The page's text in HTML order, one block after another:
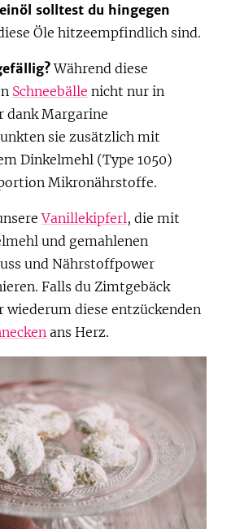
solltest du hingegen
Öle hitzeempfindlich sind.
Während diese
Schneebälle nicht nur in
dank Margarine
sie zusätzlich mit
Dinkelmehl (Type 1050)
Mikronährstoffe.
Vanillekipferl, die mit
und gemahlenen
und Nährstoffpower
Falls du Zimtgebäck
wiederum diese entzückenden
ans Herz.